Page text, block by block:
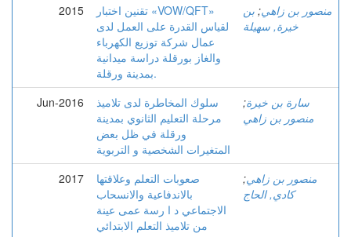
2015
تقنين اختبار «VOW/QFT»
لقياس القدرة على العمل لدى
عمال شركة توزيع الكهرباء
والغاز بورقلة دراسة ميدانية
بمدينة ورقلة.
منصور بن زاهي; بن
خيرة, سهيلة
Jun-2016
سلوك المخاطرة لدى تلاميذ
مرحلة التعليم الثانوي بمدينة
ورقلة في ظل بعض
المتغيرات الشخصية و التربوية
سارة بن خيرة;
منصور بن زاهي
2017
صعوبات التعلم وعلاقتها
بالاندفاعية والانسحاب
الاجتماعي د ا رسة عمى عينة
من تلاميذ التعلم الابتدائي
منصور بن زاهي;
كادي, الحاج